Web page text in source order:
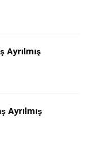
Ayrılmış
Ayrılmış